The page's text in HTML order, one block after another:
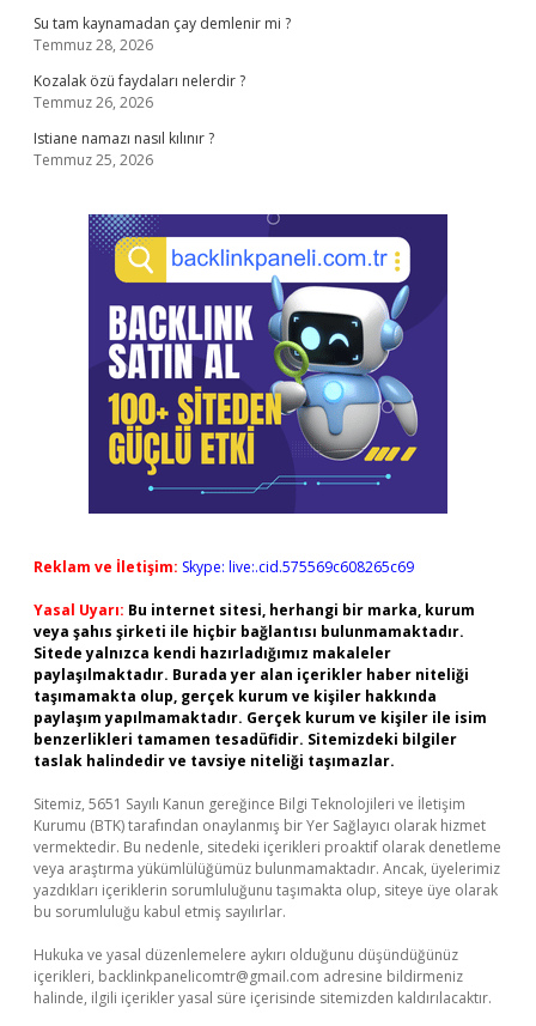
Su tam kaynamadan çay demlenir mi ?
Temmuz 28, 2026
Kozalak özü faydaları nelerdir ?
Temmuz 26, 2026
Istiane namazı nasıl kılınır ?
Temmuz 25, 2026
Reklam ve İletişim: Skype: live:.cid.575569c608265c69
Yasal Uyarı: Bu internet sitesi, herhangi bir marka, kurum
veya şahıs şirketi ile hiçbir bağlantısı bulunmamaktadır.
Sitede yalnızca kendi hazırladığımız makaleler
paylaşılmaktadır. Burada yer alan içerikler haber niteliği
taşımamakta olup, gerçek kurum ve kişiler hakkında
paylaşım yapılmamaktadır. Gerçek kurum ve kişiler ile isim
benzerlikleri tamamen tesadüfidir. Sitemizdeki bilgiler
taslak halindedir ve tavsiye niteliği taşımazlar.
Sitemiz, 5651 Sayılı Kanun gereğince Bilgi Teknolojileri ve İletişim
Kurumu (BTK) tarafından onaylanmış bir Yer Sağlayıcı olarak hizmet
vermektedir. Bu nedenle, sitedeki içerikleri proaktif olarak denetleme
veya araştırma yükümlülüğümüz bulunmamaktadır. Ancak, üyelerimiz
yazdıkları içeriklerin sorumluluğunu taşımakta olup, siteye üye olarak
bu sorumluluğu kabul etmiş sayılırlar.
Hukuka ve yasal düzenlemelere aykırı olduğunu düşündüğünüz
içerikleri, backlinkpanelicomtr@gmail.com adresine bildirmeniz
halinde, ilgili içerikler yasal süre içerisinde sitemizden kaldırılacaktır.